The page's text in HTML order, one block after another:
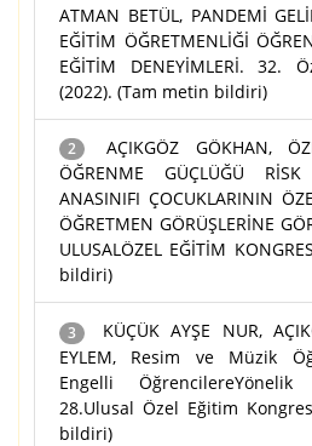
ATMAN BETÜL, PANDEMİ
EĞİTİM ÖĞRETMENLİĞİ
EĞİTİM DENEYİMLERİ. 32.
(2022). (Tam metin bildiri)
2
AÇIKGÖZ GÖKHAN,
ÖĞRENME GÜÇLÜĞÜ
ANASINIFI ÇOCUKLARININ
ÖĞRETMEN GÖRÜŞLERİNE
ULUSALÖZEL EĞİTİM
bildiri)
3
KÜÇÜK AYŞE NUR,
EYLEM, Resim ve Müzik
Engelli ÖğrencilereYönelik
28.Ulusal Özel Eğitim
bildiri)